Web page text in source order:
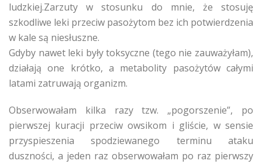
ludzkiej.Zarzuty w stosunku do mnie, że stosuję
szkodliwe leki przeciw pasożytom bez ich potwierdzenia
w kale są niesłuszne.
Gdyby nawet leki były toksyczne (tego nie zauważyłam),
działają one krótko, a metabolity pasożytów całymi
latami zatruwają organizm.
Obserwowałam kilka razy tzw. „pogorszenie”, po
pierwszej kuracji przeciw owsikom i gliście, w sensie
przyspieszenia spodziewanego terminu ataku
duszności, a jeden raz obserwowałam po raz pierwszy